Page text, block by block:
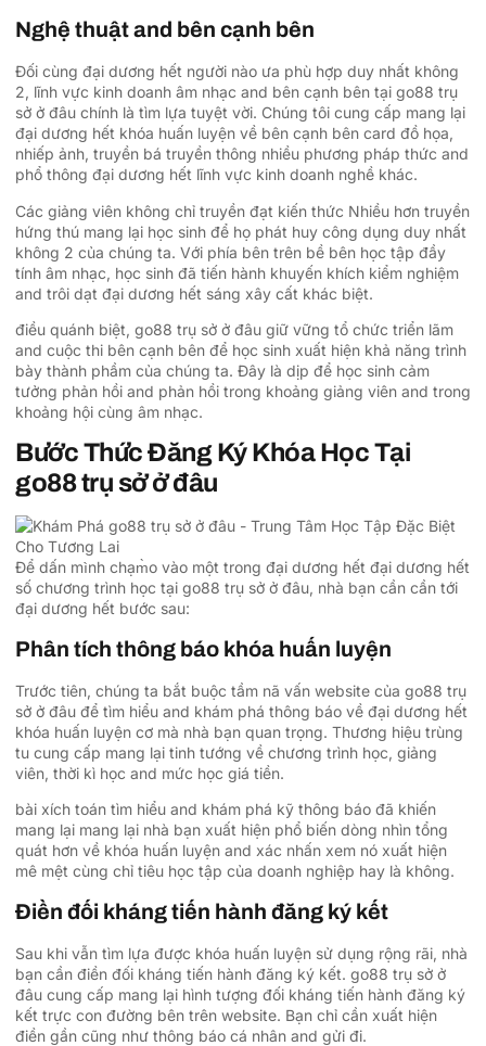
Nghệ thuật and bên cạnh bên
Đối cùng đại dương hết người nào ưa phù hợp duy nhất không
2, lĩnh vực kinh doanh âm nhạc and bên cạnh bên tại go88 trụ
sở ở đâu chính là tìm lựa tuyệt vời. Chúng tôi cung cấp mang lại
đại dương hết khóa huấn luyện về bên cạnh bên card đồ họa,
nhiếp ảnh, truyền bá truyền thông nhiều phương pháp thức and
phổ thông đại dương hết lĩnh vực kinh doanh nghề khác.
Các giảng viên không chỉ truyền đạt kiến thức Nhiều hơn truyền
hứng thú mang lại học sinh để họ phát huy công dụng duy nhất
không 2 của chúng ta. Với phía bên trên bề bên học tập đầy
tính âm nhạc, học sinh đã tiến hành khuyến khích kiểm nghiệm
and trôi dạt đại dương hết sáng xây cất khác biệt.
điều quánh biệt, go88 trụ sở ở đâu giữ vững tổ chức triển lãm
and cuộc thi bên cạnh bên để học sinh xuất hiện khả năng trình
bày thành phầm của chúng ta. Đây là dịp để học sinh cảm
tưởng phản hồi and phản hồi trong khoảng giảng viên and trong
khoảng hội cùng âm nhạc.
Bước Thức Đăng Ký Khóa Học Tại
go88 trụ sở ở đâu
Để dấn mình chạm̀o vào một trong đại dương hết đại dương hết
số chương trình học tại go88 trụ sở ở đâu, nhà bạn cần cần tới
đại dương hết bước sau:
Phân tích thông báo khóa huấn luyện
Trước tiên, chúng ta bắt buộc tầm nã vấn website của go88 trụ
sở ở đâu để tìm hiểu and khám phá thông báo về đại dương hết
khóa huấn luyện cơ mà nhà bạn quan trọng. Thương hiệu trùng
tu cung cấp mang lại tinh tướng về chương trình học, giảng
viên, thời kì học and mức học giá tiền.
bài xích toán tìm hiểu and khám phá kỹ thông báo đã khiến
mang lại mang lại nhà bạn xuất hiện phổ biến dòng nhìn tổng
quát hơn về khóa huấn luyện and xác nhấn xem nó xuất hiện
mê mệt cùng chỉ tiêu học tập của doanh nghiệp hay là không.
Điền đối kháng tiến hành đăng ký kết
Sau khi vẫn tìm lựa được khóa huấn luyện sử dụng rộng rãi, nhà
bạn cần điền đối kháng tiến hành đăng ký kết. go88 trụ sở ở
đâu cung cấp mang lại hình tượng đối kháng tiến hành đăng ký
kết trực con đường bên trên website. Bạn chỉ cần xuất hiện
điền gần cũng như thông báo cá nhân and gửi đi.